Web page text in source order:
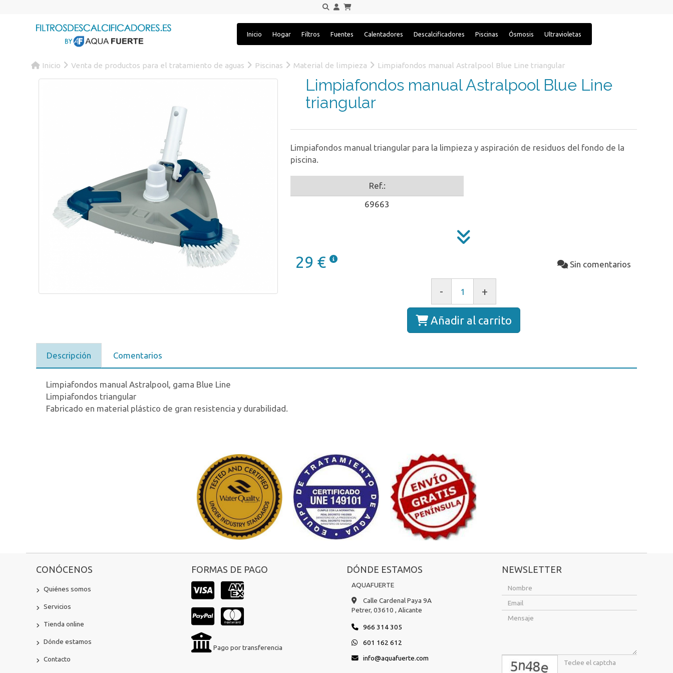
Inicio Hogar Filtros Fuentes Calentadores Descalcificadores Piscinas Ósmosis Ultravioletas
Inicio Venta de productos para el tratamiento de aguas Piscinas Material de limpieza Limpiafondos manual Astralpool Blue Line triangular
Limpiafondos manual Astralpool Blue Line
triangular
Limpiafondos manual triangular para la limpieza y aspiración de residuos del fondo de la
piscina.
Ref.:
69663
29 € Sin comentarios
- +
Añadir al carrito
Descripción Comentarios
Limpiafondos manual Astralpool, gama Blue Line
Limpiafondos triangular
Fabricado en material plástico de gran resistencia y durabilidad.
CONÓCENOS
Quiénes somos
Servicios
Tienda online
Dónde estamos
Contacto
FORMAS DE PAGO
Pago por transferencia
DÓNDE ESTAMOS
AQUAFUERTE
Calle Cardenal Paya 9A
Petrer, 03610 , Alicante
966 314 305
601 162 612
info
aquafuerte.com
NEWSLETTER
captcha